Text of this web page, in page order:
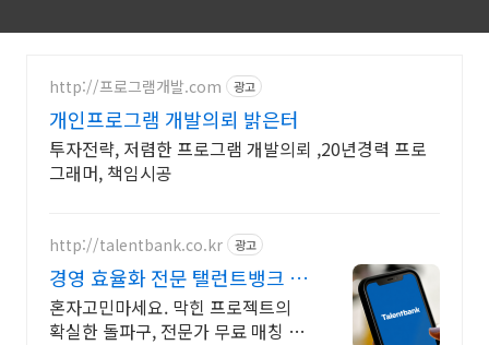
http://프로그램개발.com 광고
개인프로그램 개발의뢰 밝은터
투자전략, 저렴한 프로그램 개발의뢰 ,20년경력 프로
그래머, 책임시공
http://talentbank.co.kr 광고
경영 효율화 전문 탤런트뱅크 고
경력 전문가 1.9만명보유
혼자고민마세요. 막힌 프로젝트의
확실한 돌파구, 전문가 무료 매칭 상